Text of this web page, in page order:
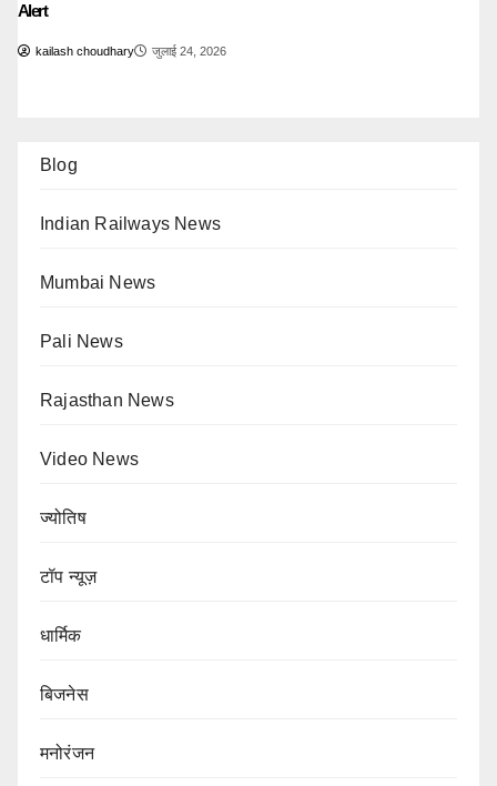
Alert
kailash choudhary जुलाई 24, 2026
Blog
Indian Railways News
Mumbai News
Pali News
Rajasthan News
Video News
ज्योतिष
टॉप न्यूज़
धार्मिक
बिजनेस
मनोरंजन